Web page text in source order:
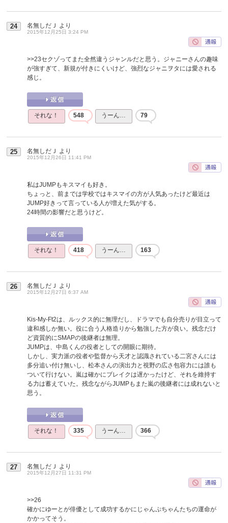
24 名無しだＪ より
2015年12月25日 3:24 PM
>>23セクゾってまた全然違うジャンルだと思う。ジャニーさんの趣味
が強すぎて、新規が付きにくいけど、強烈なジャニヲタには愛される
感じ。
それな！ 548 うーん… 79
25 名無しだＪ より
2015年12月26日 11:41 PM
私はJUMPもキスマイも好き。
ちょっと、前までは学校ではキスマイの方が人気あったけど最近は
JUMP好きって言っている人が増えた気がする。
24時間の影響だと思うけど。
それな！ 418 うーん… 163
26 名無しだＪ より
2015年12月27日 6:37 AM
Kis-My-Ft2は、ルックス的に無理だし、ドラマでも自分売りが目立って
違和感しか無い。役に合う人格造りから勉強した方が良い。残念だけ
ど資質的にSMAPの後継者は無理。
JUMPは、中島くんの役者としての開眼に期待。
しかし、実力派の役者や監督から天才と認識されている二宮さんには
多分追い付け無いし、松本さんの演出力と視野の広さ包容力には誰も
ついて行けない。嵐は確かにブレイクは遅かったけど、それを維持す
る力は蓄えていた。残念ながらJUMPもまた嵐の後継者には成れないと
思う。
それな！ 335 うーん… 366
27 名無しだＪ より
2015年12月27日 11:31 PM
>>26
確かにゆーとが俳優として成功するかにじゃんぷちゃんたちの運命が
かかってそう。